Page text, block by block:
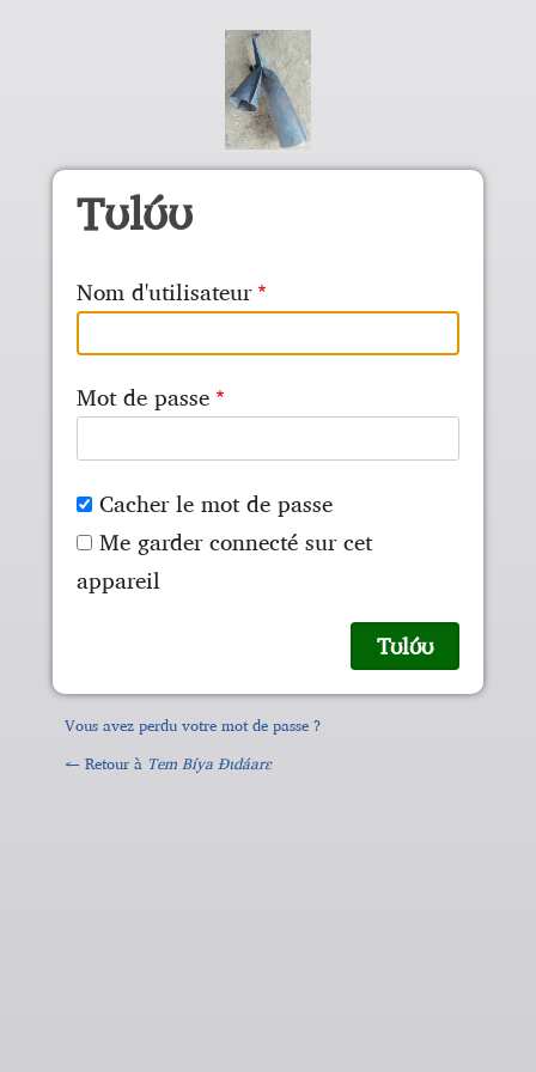
Tʊlʊ́ʊ
Nom d'utilisateur
Mot de passe
Cacher le mot de passe
Me garder connecté sur cet
appareil
Vous avez perdu votre mot de passe ?
← Retour à Tem Bíya Ɖɩdáarɛ